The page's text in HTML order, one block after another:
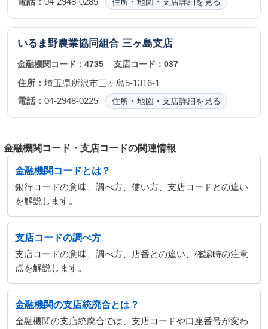
いるま野農業協同組合 三ヶ島支店
金融機関コード： 4735 支店コード：037
住所： 埼玉県所沢市三ヶ島5-1316-1
電話： 04-2948-0225 住所・地図・支店詳細を見る
金融機関コード・支店コードの関連情報
金融機関コードとは？
銀行コードの意味、調べ方、使い方、支店コードとの違い
を解説します。
支店コードの調べ方
支店コードの意味、調べ方、店番との違い、確認時の注意
点を解説します。
金融機関の支店統廃合とは？
金融機関の支店統廃合では、支店コードや口座番号が変わ